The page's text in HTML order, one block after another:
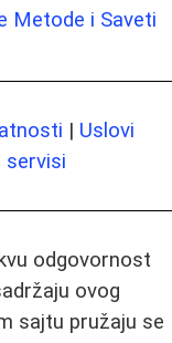
Metode i Saveti
| Uslovi
servisi
odgovornost
ovog
sajtu pružaju se